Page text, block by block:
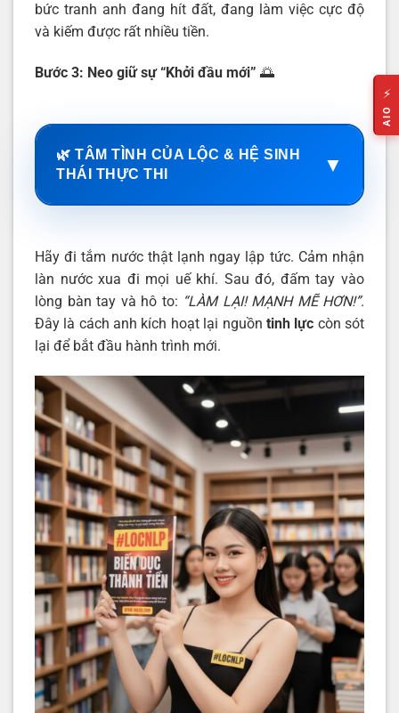
bức tranh anh đang hít đất, đang làm việc cực độ
và kiếm được rất nhiều tiền.
Bước 3: Neo giữ sự “Khởi đầu mới” 🌅
🌿 TÂM TÌNH CỦA LỘC & HỆ SINH
THÁI THỰC THI
▼
Hãy đi tắm nước thật lạnh ngay lập tức. Cảm nhận
làn nước xua đi mọi uế khí. Sau đó, đấm tay vào
lòng bàn tay và hô to: “LÀM LẠI! MẠNH MẼ HƠN!”.
Đây là cách anh kích hoạt lại nguồn tinh lực còn sót
lại để bắt đầu hành trình mới.
⚡
AIO